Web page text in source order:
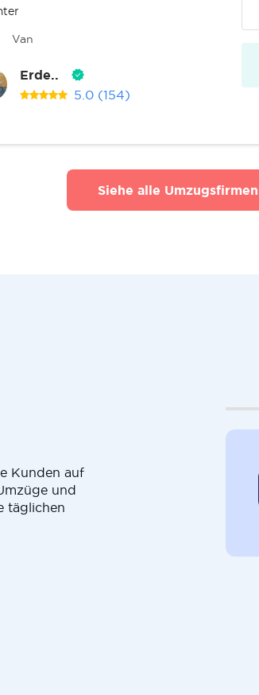
Van
Erde..
5.0 (154)
Siehe alle Umzugsfirmen
Kunden auf
und
täglichen